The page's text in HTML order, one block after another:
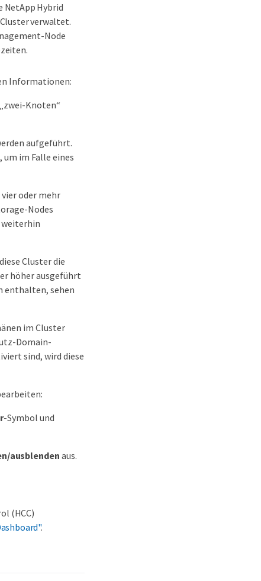
NetApp Hybrid
verwaltet.
Node
Informationen:
Knoten“
aufgeführt.
im Falle eines
oder mehr
Nodes
weiterhin
Cluster die
höher ausgeführt
enthalten, sehen
im Cluster
Domain-
sind, wird diese
-Symbol und
ausblenden aus.
(HCC)
.